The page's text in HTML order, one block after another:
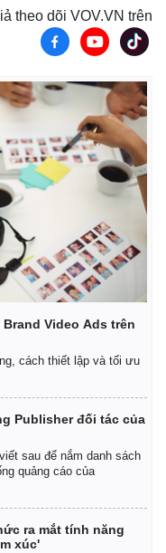
theo dõi VOV.VN trên
Video Ads trên
cách thiết lập và tối ưu
Publisher đối tác của
sau để nắm danh sách
quảng cáo của
ra mắt tính năng
xúc'